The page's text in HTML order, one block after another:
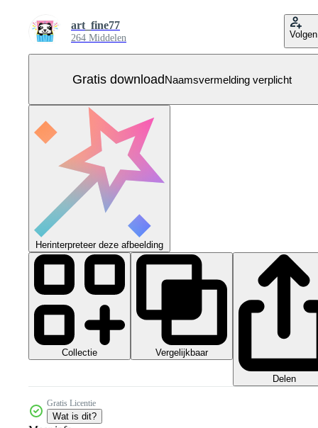
art_fine77
264 Middelen Volgen
Gratis downloadNaamsvermelding verplicht
Herinterpreteer deze afbeelding
Collectie Vergelijkbaar
Delen
Gratis Licentie
Wat is dit?